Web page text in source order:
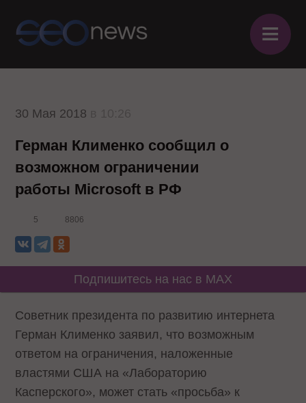
≡
30 Мая 2018
Герман Клименко сообщил о
возможном ограничении
работы Microsoft в РФ
5 8806
Подпишитесь на нас в MAX
Советник президента по развитию интернета
Герман Клименко заявил, что возможным
ответом на ограничения, наложенные
властями США на «Лабораторию
Касперского», может стать «просьба» к